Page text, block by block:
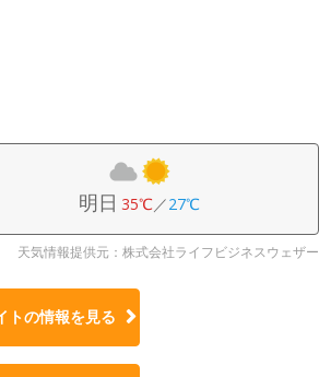
明日 35℃／27℃
天気情報提供元：株式会社ライフビジネスウェザー
トの情報を見る